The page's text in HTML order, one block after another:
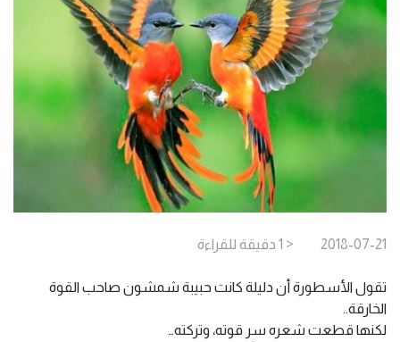
2018-07-21
< 1 دقيقة للقراءة
تقول الأسطورة أن دليلة كانت حبيبة شمشون صاحب القوة
الخارقة..
لكنها قطعت شعره سر قوته، وتركته…